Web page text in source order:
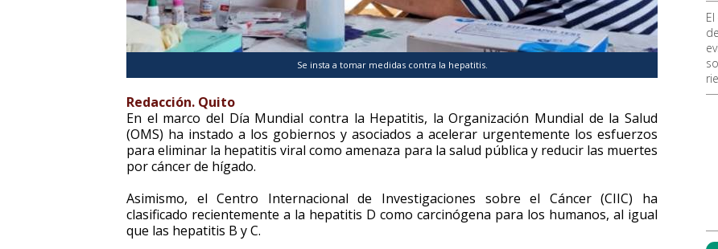
Se insta a tomar medidas contra la hepatitis.
Redacción. Quito
En el marco del Día Mundial contra la Hepatitis, la Organización Mundial de la Salud
(OMS) ha instado a los gobiernos y asociados a acelerar urgentemente los esfuerzos
para eliminar la hepatitis viral como amenaza para la salud pública y reducir las muertes
por cáncer de hígado.
Asimismo, el Centro Internacional de Investigaciones sobre el Cáncer (CIIC) ha
clasificado recientemente a la hepatitis D como carcinógena para los humanos, al igual
que las hepatitis B y C.